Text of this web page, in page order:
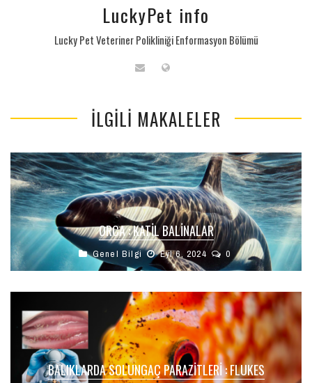
LuckyPet info
Lucky Pet Veteriner Polikliniği Enformasyon Bölümü
İLGILI MAKALELER
ORCA : KATIL BALINALAR
Genel Bilgi Eyl 6, 2024 0
BALIKLARDA SOLUNGAÇ PARAZITLERI : FLUKES